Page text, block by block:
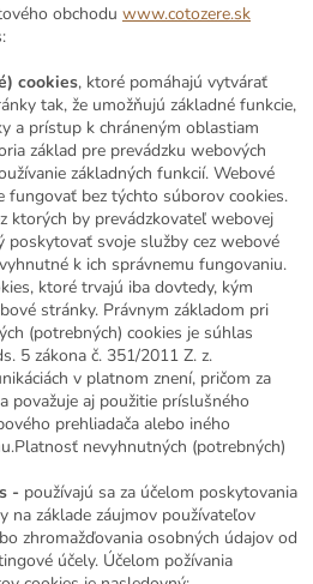
obchodu www.cotozere.sk
cookies, ktoré pomáhajú vytvárať
tak, že umožňujú základné funkcie,
a prístup k chráneným oblastiam
základ pre prevádzku webových
základných funkcií. Webové
fungovať bez týchto súborov cookies.
ktorých by prevádzkovateľ webovej
poskytovať svoje služby cez webové
k ich správnemu fungovaniu.
ktoré trvajú iba dovtedy, kým
stránky. Právnym základom pri
(potrebných) cookies je súhlas
5 zákona č. 351/2011 Z. z.
v platnom znení, pričom za
považuje aj použitie príslušného
prehliadača alebo iného
nevyhnutných (potrebných)
- používajú sa za účelom poskytovania
na základe záujmov používateľov
zhromažďovania osobných údajov od
účely. Účelom požívania